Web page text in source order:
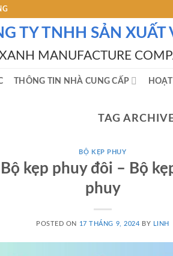
TY TNHH SẢN XUẤT
MANUFACTURE
THÔNG TIN NHÀ CUNG CẤP
TAG
BỘ KẸP PHUY
kẹp phuy đôi – Bộ
phuy
POSTED ON 17 THÁNG 9, 2024 BY LINH